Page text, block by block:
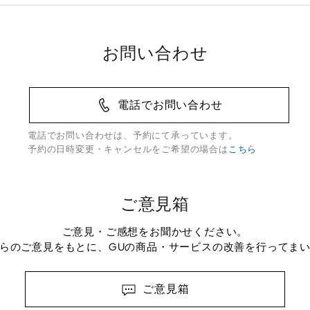
お問い合わせ
電話でお問い合わせ
電話でお問い合わせは、予約にて承っています。
予約の日時変更・キャンセルをご希望の場合は こちら
ご意見箱
ご意見・ご感想をお聞かせください。
のご意見をもとに、GUの商品・サービスの改善を行ってまい
ご意見箱